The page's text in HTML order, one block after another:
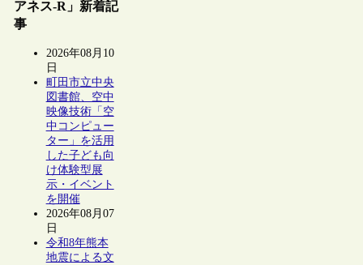
アネス-R」新着記
事
2026年08月10
日
町田市立中央
図書館、空中
映像技術「空
中コンピュー
ター」を活用
した子ども向
け体験型展
示・イベント
を開催
2026年08月07
日
令和8年熊本
地震による文